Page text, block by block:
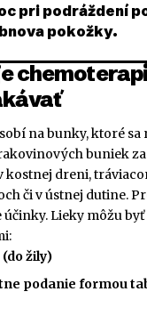
pri podráždení
pokožky.
na bunky, ktoré sa
buniek
kostnej dreni,
či v ústnej dutine.
účinky. Lieky môžu
žily)
podanie formou